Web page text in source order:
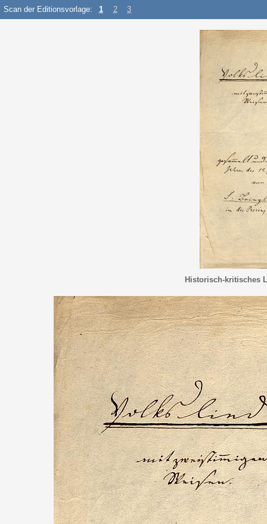
Scan der Editionsvorlage: 1 2 3
Historisch-kritisches